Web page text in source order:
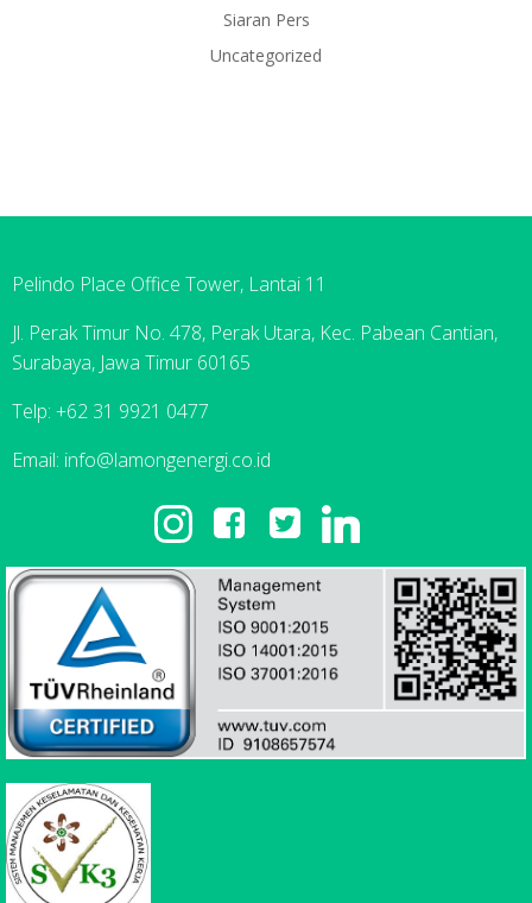
Siaran Pers
Uncategorized
Pelindo Place Office Tower, Lantai 11
Jl. Perak Timur No. 478, Perak Utara, Kec. Pabean Cantian,
Surabaya, Jawa Timur 60165
Telp: +62 31 9921 0477
Email: info@lamongenergi.co.id